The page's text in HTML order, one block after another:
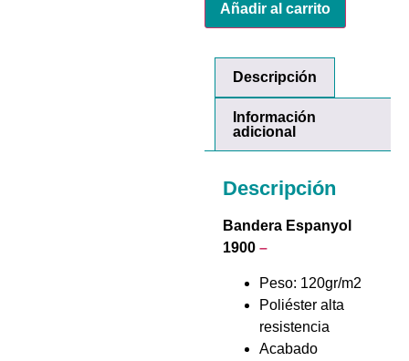
Añadir al carrito
Descripción
Información
adicional
Descripción
Bandera Espanyol
1900 –
Peso: 120gr/m2
Poliéster alta
resistencia
Acabado